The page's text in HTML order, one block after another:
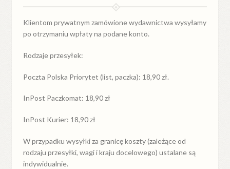
Klientom prywatnym zamówione wydawnictwa wysyłamy
po otrzymaniu wpłaty na podane konto.
Rodzaje przesyłek:
Poczta Polska Priorytet (list, paczka): 18,90 zł.
InPost Paczkomat: 18,90 zł
InPost Kurier: 18,90 zł
W przypadkuwysyłkiza granicękoszty (zależące od
rodzaju przesyłki, wagi i kraju docelowego) ustalane są
indywidualnie.